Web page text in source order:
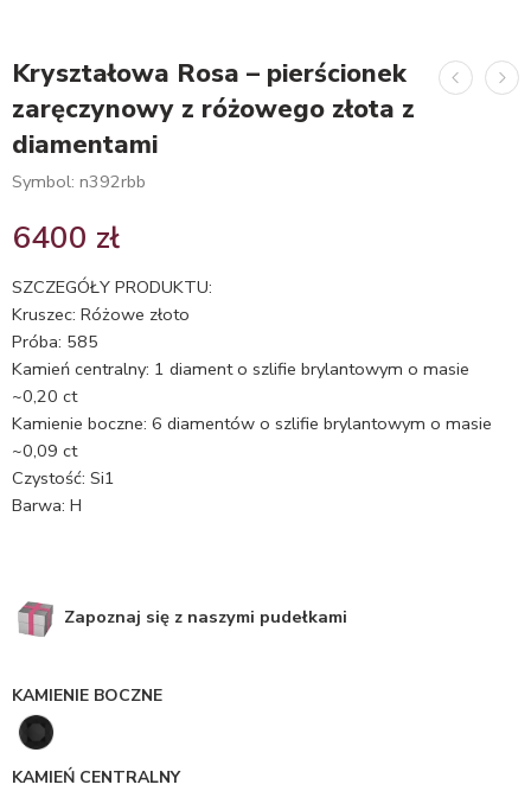
Kryształowa Rosa – pierścionek
zaręczynowy z różowego złota z
diamentami
Symbol: n392rbb
6400 zł
SZCZEGÓŁY PRODUKTU:
Kruszec: Różowe złoto
Próba: 585
Kamień centralny: 1 diament o szlifie brylantowym o masie
~0,20 ct
Kamienie boczne: 6 diamentów o szlifie brylantowym o masie
~0,09 ct
Czystość: Si1
Barwa: H
Zapoznaj się z naszymi pudełkami
KAMIENIE BOCZNE
KAMIEŃ CENTRALNY